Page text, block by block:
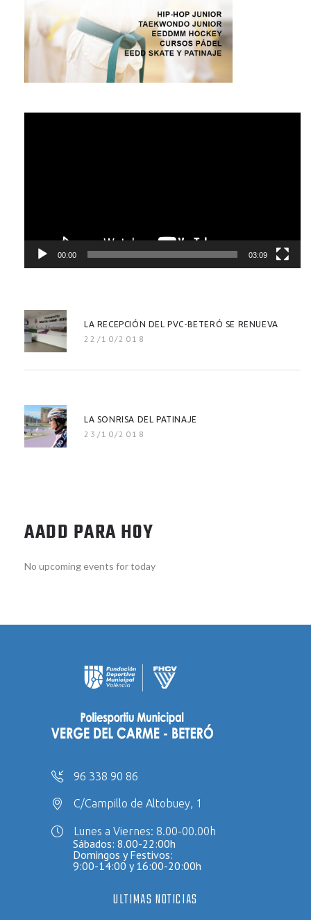
00:00 03:09
LA RECEPCIÓN DEL PVC-BETERÓ SE RENUEVA
22/10/2018
LA SONRISA DEL PATINAJE
23/10/2018
AADD PARA HOY
No upcoming events for today
96 338 90 86
C/Campillo de Altobuey, 1
Lunes a Viernes: 8.00-00.00h
Sábados: 8.00-22:00h
Domingos y Festivos:
9:00-14:00 y 16:00-20:00h
ULTIMAS NOTICIAS